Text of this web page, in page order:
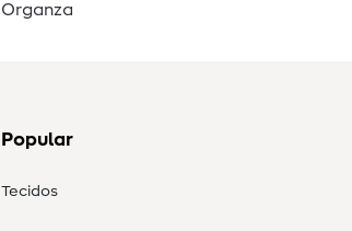
Organza
Popular
Tecidos